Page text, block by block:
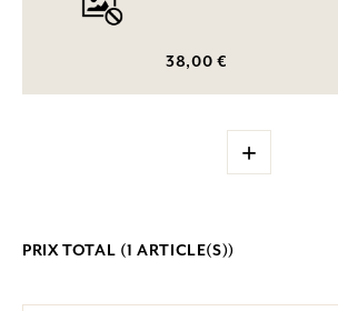
38,00 €
+
PRIX TOTAL (1 ARTICLE(S))